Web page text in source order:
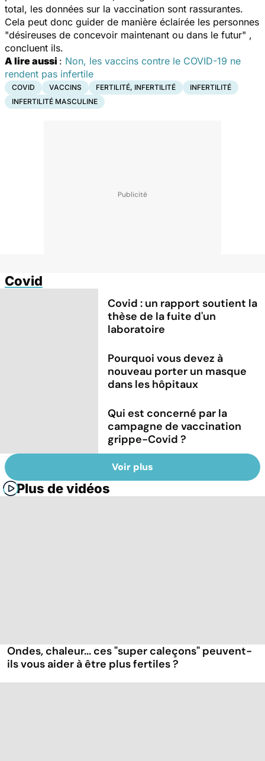
total, les données sur la vaccination sont rassurantes.
Cela peut donc guider de manière éclairée les personnes
"désireuses de concevoir maintenant ou dans le futur" ,
concluent ils.
A lire aussi : Non, les vaccins contre le COVID-19 ne
rendent pas infertile
COVID VACCINS FERTILITÉ, INFERTILITÉ
INFERTILITÉ
INFERTILITÉ MASCULINE
Covid
Covid : un rapport soutient la
thèse de la fuite d'un
laboratoire
Pourquoi vous devez à
nouveau porter un masque
dans les hôpitaux
Qui est concerné par la
campagne de vaccination
grippe-Covid ?
Voir plus
Plus de vidéos
Ondes, chaleur... ces "super caleçons" peuvent-
ils vous aider à être plus fertiles ?